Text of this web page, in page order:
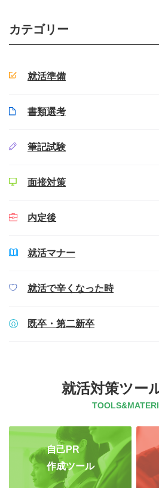
カテゴリー
就活準備
書類選考
筆記試験
面接対策
内定後
就活マナー
就活で辛くなった時
既卒・第二新卒
就活対策ツー
自己PR
作成ツール